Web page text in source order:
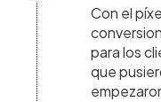
Con el
para los
que